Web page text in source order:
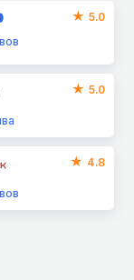
5.0
5.0
4.8